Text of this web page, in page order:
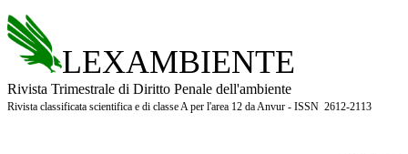
LEXAMBIENTE
Rivista Trimestrale di Diritto Penale dell'ambiente
Rivista classificata scientifica e di classe A per l'area 12 da Anvur - ISSN 2612-2113